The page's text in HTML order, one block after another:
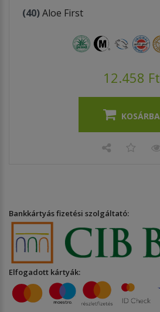
(40)Aloe First
12.458 Ft
KOSÁRBA
Bankkártyás fizetési szolgáltató:
Elfogadott kártyák: